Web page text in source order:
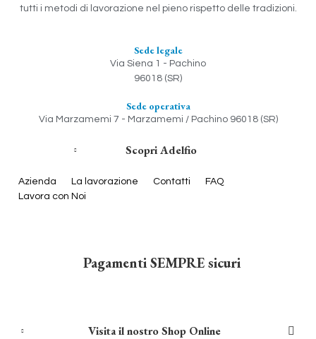
tutti i metodi di lavorazione nel pieno rispetto delle tradizioni.
Sede legale
Via Siena 1 - Pachino
96018 (SR)
Sede operativa
Via Marzamemi 7 - Marzamemi / Pachino 96018 (SR)
Scopri Adelfio
Azienda La lavorazione Contatti
FAQ
Lavora con Noi
Pagamenti SEMPRE sicuri
Visita il nostro Shop Online